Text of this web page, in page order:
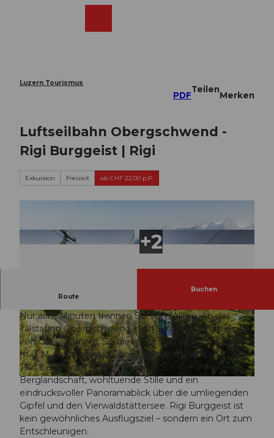
Luzern Tourismus
PDF
Teilen
Merken
Luftseilbahn Obergschwend -
Rigi Burggeist | Rigi
Exkursion Freizeit ab CHF 22.00 p.P.
© ZUERRER FOTOGRAFIE, ZUERRER FOTOGRAFIC
© ZUERRER FOTOGRAFIE, ZUERRER FOTOG
RAFIC
b
u
r
g
g
e
i
s
t
Route
Buchen
Der stille Gipfel über dem Vierwaldstättersee.
Nur acht Minuten trennen Sie vom Alltag. Ab der
Talstation Obergschwend, rund 5 Kilometer oberhalb
von Gersau, bringt Sie die kleine Luftseilbahn auf 1'551
m ü. M. – dorthin, wo Ruhe, Weitblick und Natur den
Takt bestimmen. Oben erwartet Sie eine intakte
Berglandschaft, wohltuende Stille und ein
eindrucksvoller Panoramablick über die umliegenden
Gipfel und den Vierwaldstättersee. Rigi Burggeist ist
kein gewöhnliches Ausflugsziel – sondern ein Ort zum
Entschleunigen.